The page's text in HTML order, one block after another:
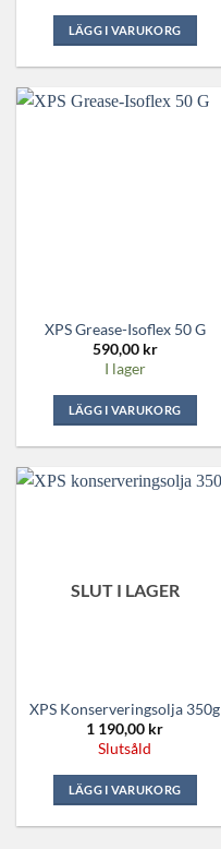
LÄGG I VARUKORG
XPS Grease-Isoflex 50 G
590,00 kr
I lager
LÄGG I VARUKORG
SLUT I LAGER
XPS Konserveringsolja 350g
1 190,00 kr
Slutsåld
LÄGG I VARUKORG